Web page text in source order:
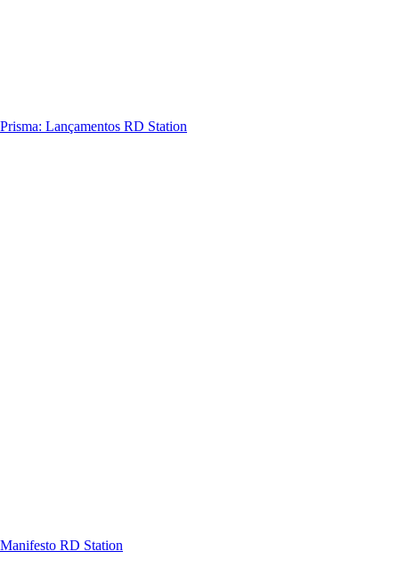
Prisma: Lançamentos RD Station
Manifesto RD Station